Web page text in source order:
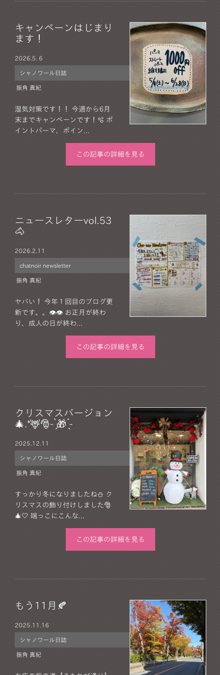
キャンペーンはじまり
ます！
2026. 5. 6
シャノワール日誌
振角 真紀
湿気対策です！！ 今週から6月
末までキャンペーンです！🫧 ポ
イントパーマ、ポイン...
この記事の詳細を見る
ニュースレターvol.53
🐴
2026. 2.11
chatnoir newsletter
振角 真紀
ヤバい！ 今年１回目のブログ更
新です。。👁️👁️ お正月が終わ
り、成人の日が終わ...
この記事の詳細を見る
クリスマスバージョン
🎄.*🦌🎅- ̗̀🎁 ̖́-
2025. 12.11
シャノワール日誌
振角 真紀
すっかり冬になりましたね⛄️ ク
リスマスの飾り付けしました🎅
🎄🤍 端っこにこんな...
この記事の詳細を見る
もう11月🍂
2025. 11.16
シャノワール日誌
振角 真紀